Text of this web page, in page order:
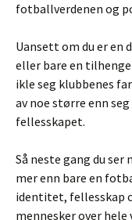
fotballverdenen og
Uansett om du er
eller bare en
ikle seg klubbenes
av noe større enn
fellesskapet.
Så neste gang du
mer enn bare en
identitet, fellesskap
mennesker over hele